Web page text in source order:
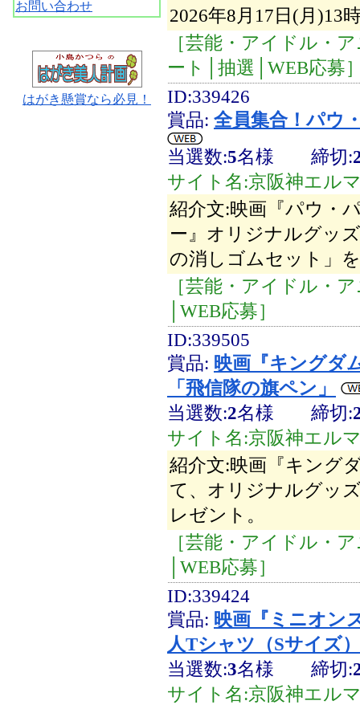
お問い合わせ
はがき懸賞なら必見！
2026年8月17日(月)13
［芸能・アイドル・
ート│抽選│WEB応募
ID:339426
賞品: 全員集合！パウ
当選数:5名様 締切:
サイト名:京阪神エル
紹介文:映画『パウ・
ー』オリジナルグッ
の消しゴムセット」
［芸能・アイドル・
│WEB応募］
ID:339505
賞品: 映画『キングダ
「飛信隊の旗ペン」
当選数:2名様 締切:
サイト名:京阪神エル
紹介文:映画『キング
て、オリジナルグッ
レゼント。
［芸能・アイドル・
│WEB応募］
ID:339424
賞品: 映画『ミニオン
人Tシャツ（Sサイズ）
当選数:3名様 締切:
サイト名:京阪神エル